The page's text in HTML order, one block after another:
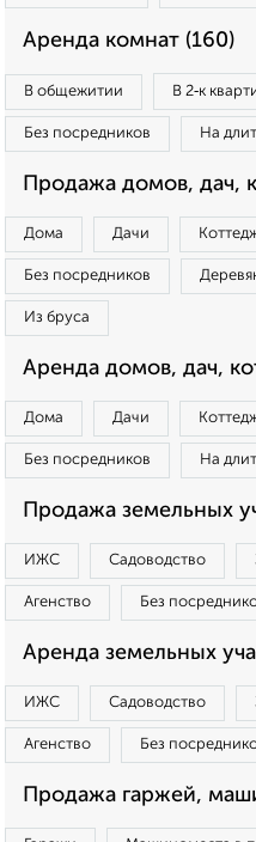
Аренда комнат (160)
В общежитии В 2‑к
Без посредников На
Продажа домов, дач,
Дома Дачи
Без посредников
Из бруса
Аренда домов, дач,
Дома Дачи
Без посредников На
Продажа земельных
ИЖС Садоводство
Агенство Без
Аренда земельных
ИЖС Садоводство
Агенство Без
Продажа гаржей,